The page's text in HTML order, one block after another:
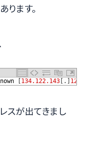
ります。
134.122.143 . 125
スが出てきまし